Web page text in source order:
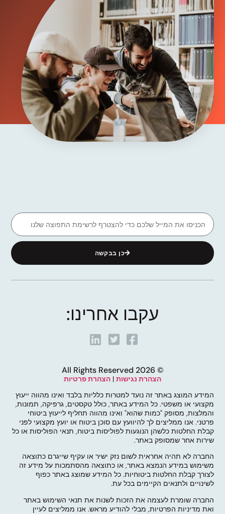
כן בבקשה
עקבו אחרינו:
© 2026 All Rights Reserved
הצהרת נגישות | הצהרת פרטיות
המידע המוצג באתר זה נועד למטרות כלליות בלבד ואינו מהווה ייעוץ
מקצועי או משפטי. כל המידע באתר, כולל טקסטים, גרפיקה, תמונות,
והמלצות, מסופק "כמות שהוא" ואינו מהווה תחליף לייעוץ ביטוחי
פרטני. אנו ממליצים לך להיוועץ עם סוכן ביטוח או יועץ מקצועי לפני
קבלת החלטות כלשהן הנוגעות לפוליסות ביטוח, תנאי הפוליסות או כל
שירות אחר שמסופק באתר.
החברה לא תהיה אחראית לשום נזק ישיר או עקיף שייגרם כתוצאה
משימוש במידע הנמצא באתר, או כתוצאה מהסתמכות על מידע זה
לצורך קבלת החלטות ביטוחיות. כל המידע שמוצג באתר כפוף
לשינויים ולתנאים הקיימים בכל עת.
החברה שומרת לעצמה את הזכות לשנות את תנאי השימוש באתר
ואת מדיניות הפרטיות, מבלי להודיע מראש. אנו ממליצים לעיין